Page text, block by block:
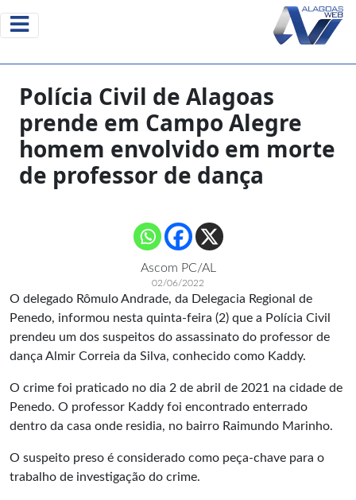
Polícia Civil de Alagoas
prende em Campo Alegre
homem envolvido em morte
de professor de dança
Ascom PC/AL
02/06/2022
O delegado Rômulo Andrade, da Delegacia Regional de
Penedo, informou nesta quinta-feira (2) que a Polícia Civil
prendeu um dos suspeitos do assassinato do professor de
dança Almir Correia da Silva, conhecido como Kaddy.
O crime foi praticado no dia 2 de abril de 2021 na cidade de
Penedo. O professor Kaddy foi encontrado enterrado
dentro da casa onde residia, no bairro Raimundo Marinho.
O suspeito preso é considerado como peça-chave para o
trabalho de investigação do crime.